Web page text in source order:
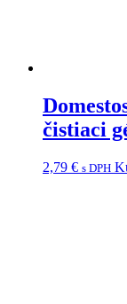
čistiaci
2,79 € s DPH